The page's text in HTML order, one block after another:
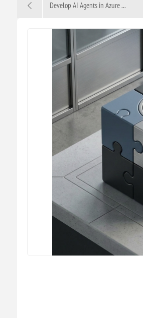
Develop AI Agents in Azure ...